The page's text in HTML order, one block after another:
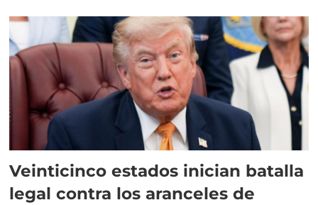
Veinticinco estados inician batalla
legal contra los aranceles de